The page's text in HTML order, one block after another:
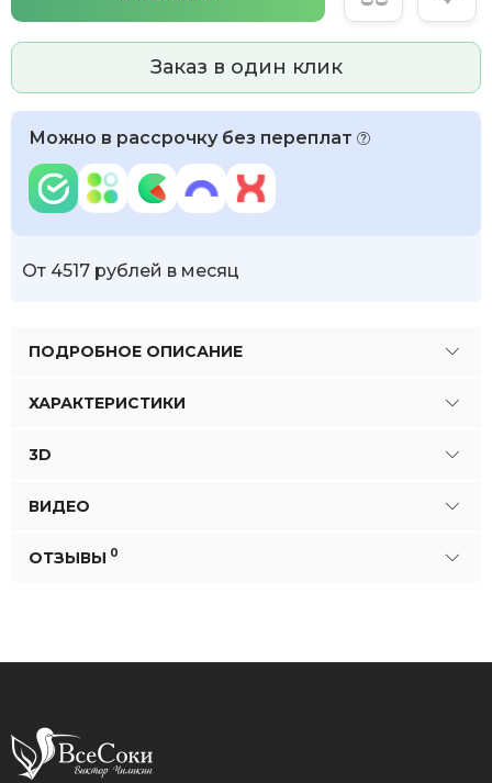
Заказ в один клик
Можно в рассрочку без переплат
От 4517 рублей в месяц
ПОДРОБНОЕ ОПИСАНИЕ
ХАРАКТЕРИСТИКИ
3D
ВИДЕО
ОТЗЫВЫ 0